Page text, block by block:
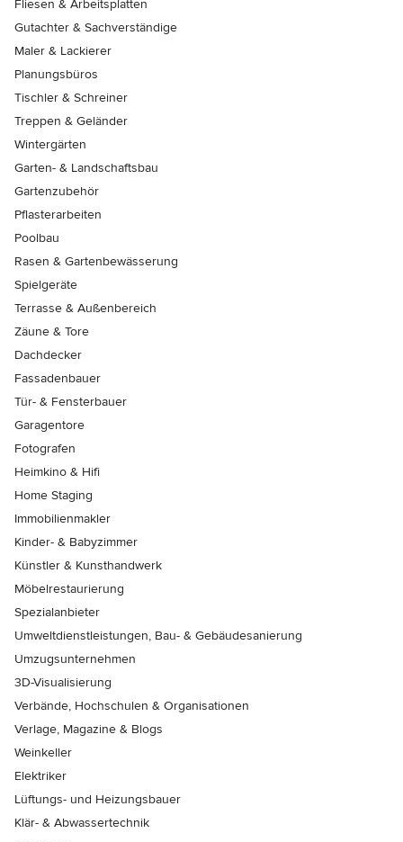
Fliesen & Arbeitsplatten
Gutachter & Sachverständige
Maler & Lackierer
Planungsbüros
Tischler & Schreiner
Treppen & Geländer
Wintergärten
Garten- & Landschaftsbau
Gartenzubehör
Pflasterarbeiten
Poolbau
Rasen & Gartenbewässerung
Spielgeräte
Terrasse & Außenbereich
Zäune & Tore
Dachdecker
Fassadenbauer
Tür- & Fensterbauer
Garagentore
Fotografen
Heimkino & Hifi
Home Staging
Immobilienmakler
Kinder- & Babyzimmer
Künstler & Kunsthandwerk
Möbelrestaurierung
Spezialanbieter
Umweltdienstleistungen, Bau- & Gebäudesanierung
Umzugsunternehmen
3D-Visualisierung
Verbände, Hochschulen & Organisationen
Verlage, Magazine & Blogs
Weinkeller
Elektriker
Lüftungs- und Heizungsbauer
Klär- & Abwassertechnik